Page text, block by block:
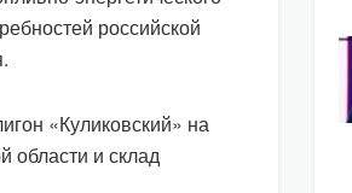
российской
«Куликовский» на
области и склад